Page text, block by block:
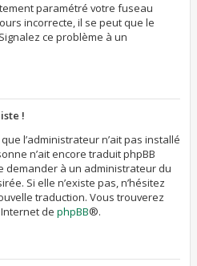
paramétré votre fuseau
incorrecte, il se peut que le
ce problème à un
!
l’administrateur n’ait pas installé
n’ait encore traduit phpBB
demander à un administrateur du
Si elle n’existe pas, n’hésitez
traduction. Vous trouverez
de phpBB®.